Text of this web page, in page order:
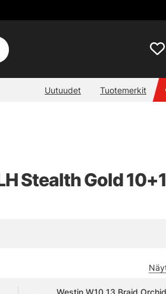
Uutuudet Tuotemerkit
Stealth Gold
Westin W10 13 Braid